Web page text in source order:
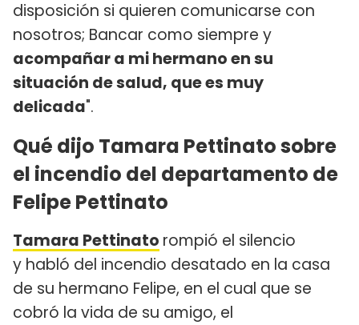
disposición si quieren comunicarse con
nosotros; Bancar como siempre y
acompañar a mi hermano en su
situación de salud, que es muy
delicada".
Qué dijo Tamara Pettinato sobre
el incendio del departamento de
Felipe Pettinato
Tamara Pettinato rompió el silencio
y habló del incendio desatado en la casa
de su hermano Felipe, en el cual que se
cobró la vida de su amigo, el